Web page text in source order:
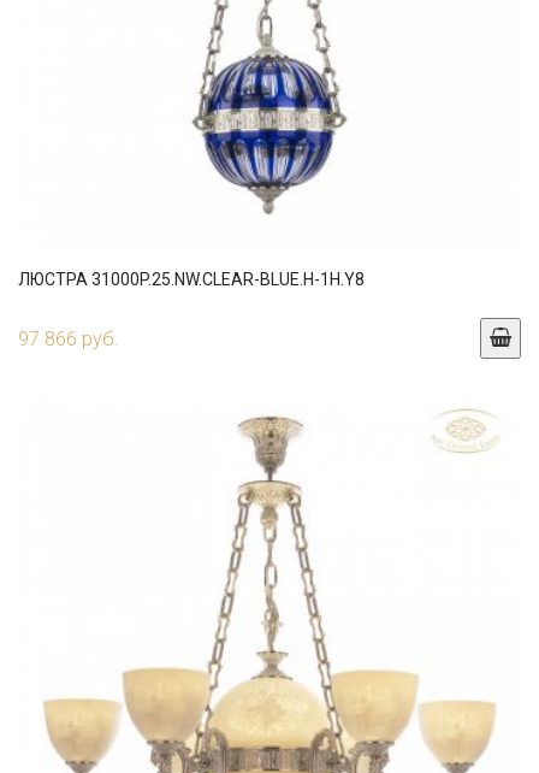
ЛЮСТРА 31000P.25.NW.CLEAR-BLUE.H-1H.Y8
97 866 руб.